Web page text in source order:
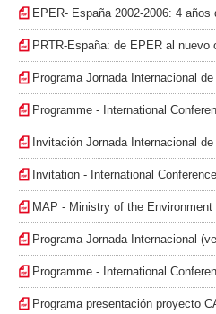
EPER- España 2002-2006: 4
PRTR-España: de EPER al nuevo
Programa Jornada Internacional
Programme - International
Invitación Jornada Internacional
Invitation - International
MAP - Ministry of the
Programa Jornada Internacional
Programme - International
Programa presentación proyecto